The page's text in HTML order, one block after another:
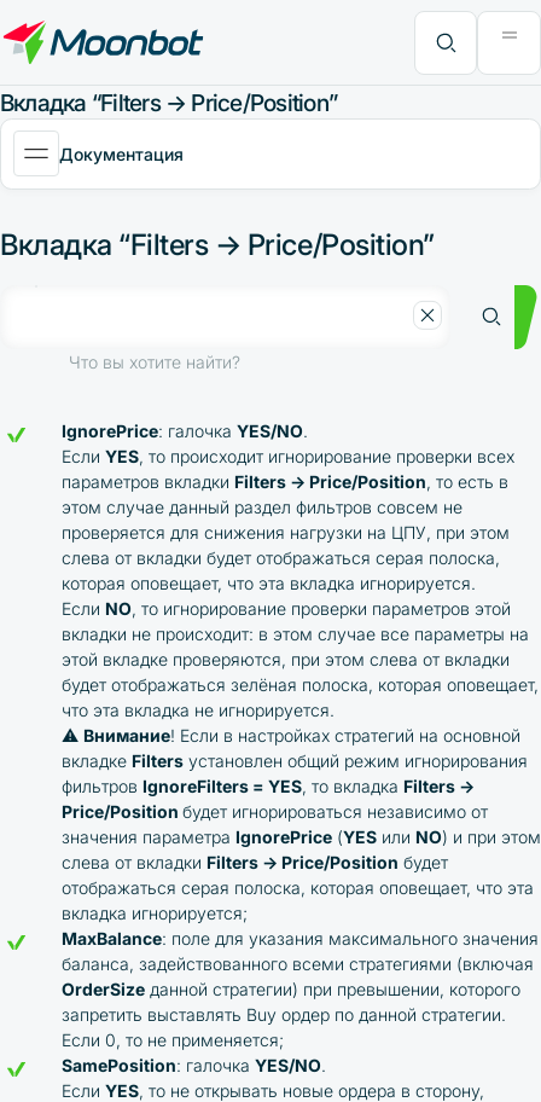
MoonBonus
Дополнительно
Книга
Вкладка “Filters → Price/Position”
Документация
Вкладка “Filters → Price/Position”
Что вы хотите найти?
IgnorePrice: галочка YES/NO.
Если YES, то происходит игнорирование проверки всех
параметров вкладки Filters → Price/Position, то есть в
этом случае данный раздел фильтров совсем не
проверяется для снижения нагрузки на ЦПУ, при этом
слева от вкладки будет отображаться серая полоска,
которая оповещает, что эта вкладка игнорируется.
Если NO, то игнорирование проверки параметров этой
вкладки не происходит: в этом случае все параметры на
этой вкладке проверяются, при этом слева от вкладки
будет отображаться зелёная полоска, которая оповещает,
что эта вкладка не игнорируется.
⚠️ Внимание! Если в настройках стратегий на основной
вкладке Filters установлен общий режим игнорирования
фильтров IgnoreFilters = YES, то вкладка Filters →
Price/Position будет игнорироваться независимо от
значения параметра IgnorePrice (YES или NO) и при этом
слева от вкладки Filters → Price/Position будет
отображаться серая полоска, которая оповещает, что эта
вкладка игнорируется;
MaxBalance: поле для указания максимального значения
баланса, задействованного всеми стратегиями (включая
OrderSize данной стратегии) при превышении, которого
запретить выставлять Buy ордер по данной стратегии.
Если 0, то не применяется;
SamePosition: галочка YES/NO.
Если YES, то не открывать новые ордера в сторону,